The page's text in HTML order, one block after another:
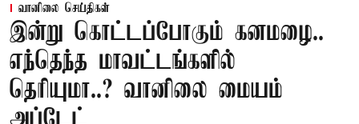
வானிலை செய்திகள்
இன்று கொட்டப்போகும் கனமழை..
எந்தெந்த மாவட்டங்களில்
தெரியுமா..? வானிலை மையம்